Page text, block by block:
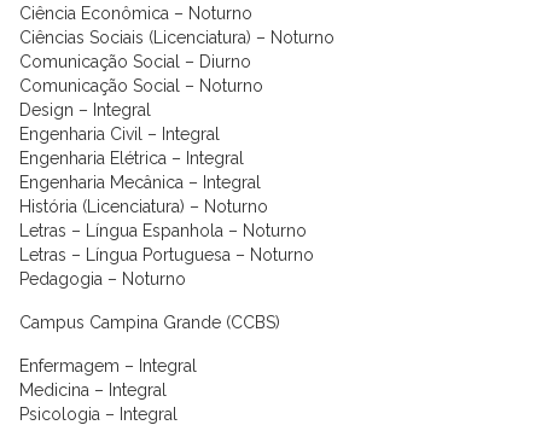
Ciência Econômica – Noturno
Ciências Sociais (Licenciatura) – Noturno
Comunicação Social – Diurno
Comunicação Social – Noturno
Design – Integral
Engenharia Civil – Integral
Engenharia Elétrica – Integral
Engenharia Mecânica – Integral
História (Licenciatura) – Noturno
Letras – Língua Espanhola – Noturno
Letras – Língua Portuguesa – Noturno
Pedagogia – Noturno
Campus Campina Grande (CCBS)
Enfermagem – Integral
Medicina – Integral
Psicologia – Integral